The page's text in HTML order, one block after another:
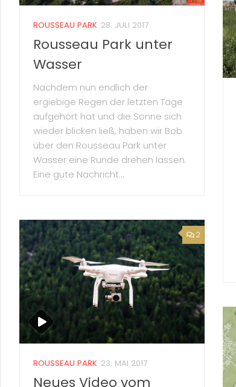
ROUSSEAU PARK 28. JULI 2017
Rousseau Park unter
Wasser
Nachdem nun endlich der
ergiebige Regen der letzten Tage
aufgehört hat und die Sonne sich
wieder blicken ließ, haben wir Bob
über den Rousseau Park unter
Wasser eine Runde drehen lassen.
Eine gute Nachricht...
2
ROUSSEAU PARK 23. MAI 2017
Neues Video vom